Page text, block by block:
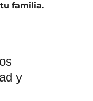
familia.
y